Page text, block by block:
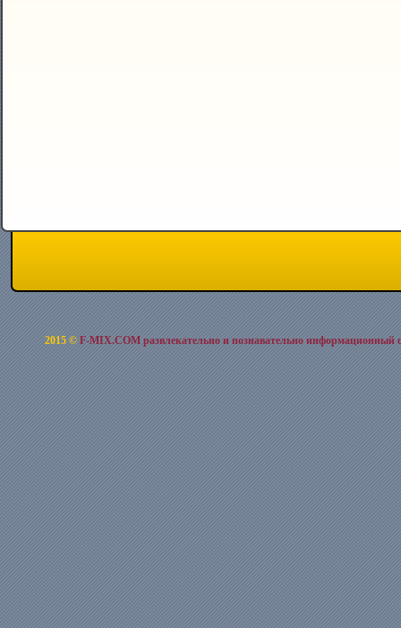
2015 ©F-MIX.COM развлекательно и познавательно информационный